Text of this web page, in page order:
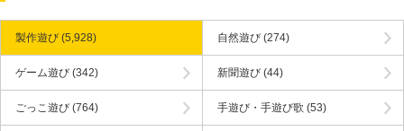
製作遊び (5,928) 自然遊び(274)
ゲーム遊び (342) 新聞遊び(44)
ごっこ遊び (764) 手遊び・手遊び歌 (53)